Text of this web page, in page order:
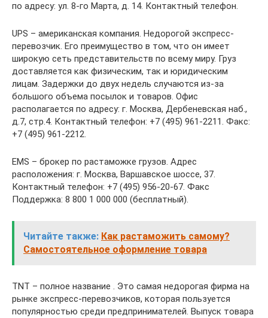
по адресу: ул. 8-го Марта, д. 14. Контактный телефон.
UPS – американская компания. Недорогой экспресс-
перевозчик. Его преимущество в том, что он имеет
широкую сеть представительств по всему миру. Груз
доставляется как физическим, так и юридическим
лицам. Задержки до двух недель случаются из-за
большого объема посылок и товаров. Офис
располагается по адресу: г. Москва, Дербеневская наб.,
д.7, стр.4. Контактный телефон: +7 (495) 961-2211. Факс:
+7 (495) 961-2212.
EMS – брокер по растаможке грузов. Адрес
расположения: г. Москва, Варшавское шоссе, 37.
Контактный телефон: +7 (495) 956-20-67. Факс
Поддержка: 8 800 1 000 000 (бесплатный).
Читайте также: Как растаможить самому?
Самостоятельное оформление товара
TNT – полное название . Это самая недорогая фирма на
рынке экспресс-перевозчиков, которая пользуется
популярностью среди предпринимателей. Выпуск товара